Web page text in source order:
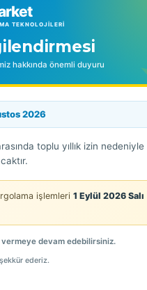
TEKNOLOJILERI
hakkında önemli duyuru
2026
toplu yıllık izin nedeniyle
işlemleri 1 Eylül 2026 Salı
devam edebilirsiniz.
ederiz.